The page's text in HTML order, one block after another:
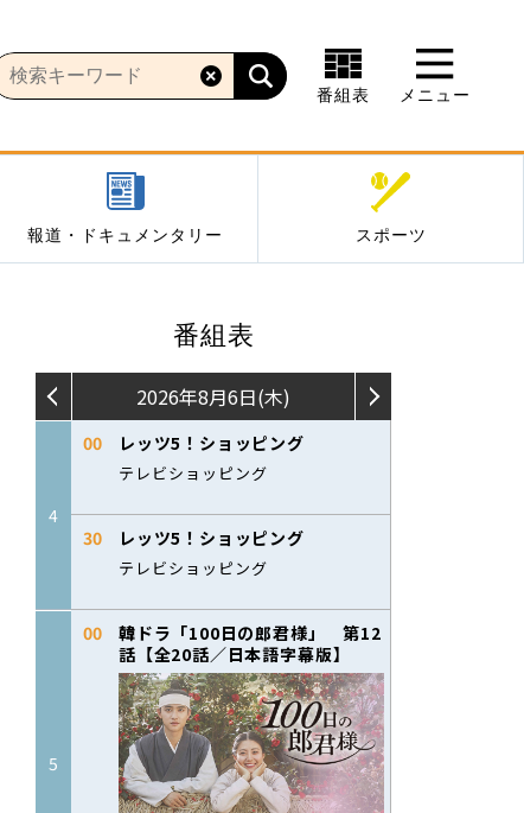
番組表 メニュー
報道・ドキュメンタリー スポーツ
番組表